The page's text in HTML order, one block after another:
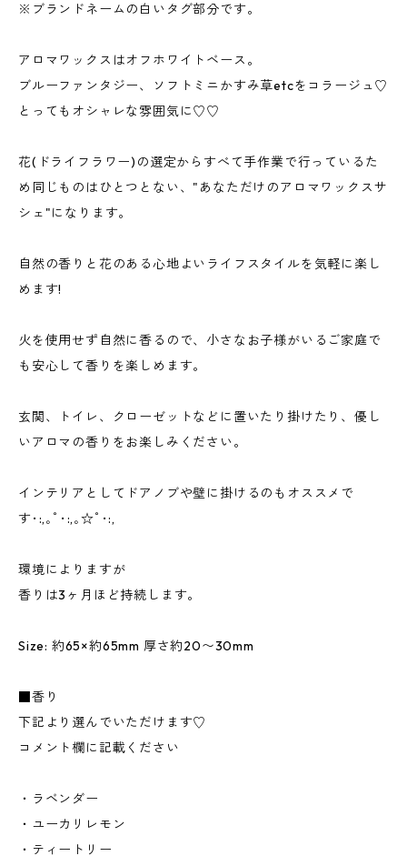
※ブランドネームの白いタグ部分です。
アロマワックスはオフホワイトベース。
ブルーファンタジー、ソフトミニかすみ草etcをコラージュ♡
とってもオシャレな雰囲気に♡♡
花(ドライフラワー)の選定からすべて手作業で行っているた
め同じものはひとつとない、"あなただけのアロマワックスサ
シェ"になります。
自然の香りと花のある心地よいライフスタイルを気軽に楽し
めます!
火を使用せず自然に香るので、小さなお子様がいるご家庭で
も安心して香りを楽しめます。
玄関、トイレ、クローゼットなどに置いたり掛けたり、優し
いアロマの香りをお楽しみください。
インテリアとしてドアノブや壁に掛けるのもオススメで
す･:,｡ﾟ･:,｡☆ﾟ･:,
環境によりますが
香りは3ヶ月ほど持続します。
Size: 約65×約65mm 厚さ約20〜30mm
■香り
下記より選んでいただけます♡
コメント欄に記載ください
・ラベンダー
・ユーカリレモン
・ティートリー